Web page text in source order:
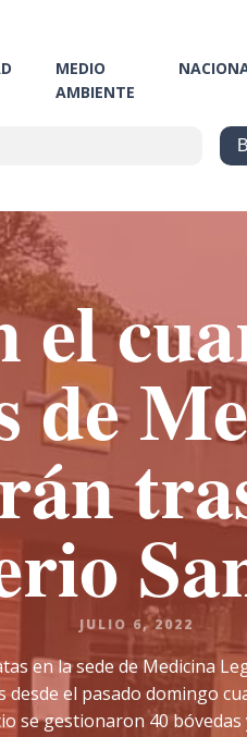
MEDIO
AMBIENTE
el
de
JULIO 6, 2022
en la sede de Medicina
el pasado domingo
se gestionaron 40